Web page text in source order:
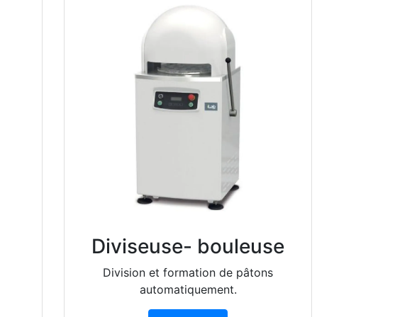
Diviseuse- bouleuse
Division et formation de pâtons
automatiquement.